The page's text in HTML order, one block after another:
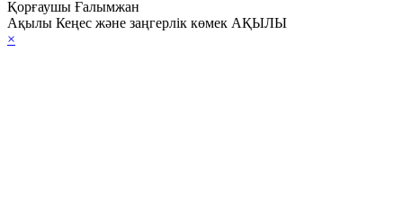
Қорғаушы Ғалымжан
Ақылы Кеңес және заңгерлік көмек АҚЫЛЫ
×